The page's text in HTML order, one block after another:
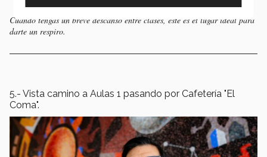
Cuando tengas un breve descanso entre clases, este es el lugar ideal para
darte un respiro.
5.- Vista camino a Aulas 1 pasando por Cafetería "El
Coma".